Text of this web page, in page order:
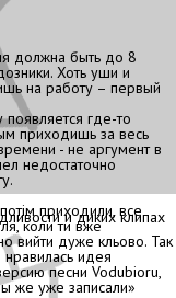
и диких клипах
должна быть до 8
Хоть уши и
на работу – первый
где-то
приходишь за весь
- не аргумент в
недостаточно
приходили, все
коли ти вже
вийти дуже кльово. Так
идея
песни Vodubioru,
же уже записали»